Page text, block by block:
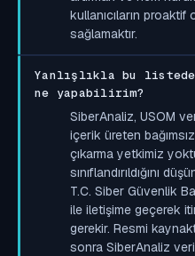
kullanıcıların proaktif
sağlamaktır.
Yanlışlıkla bu listede
ne yapabilirim?
SiberAnaliz, USOM
içerik üreten
çıkarma yetkimiz
sınıflandırıldığını
T.C. Siber Güvenlik
ile iletişime geçerek
gerekir. Resmi
sonra SiberAnaliz